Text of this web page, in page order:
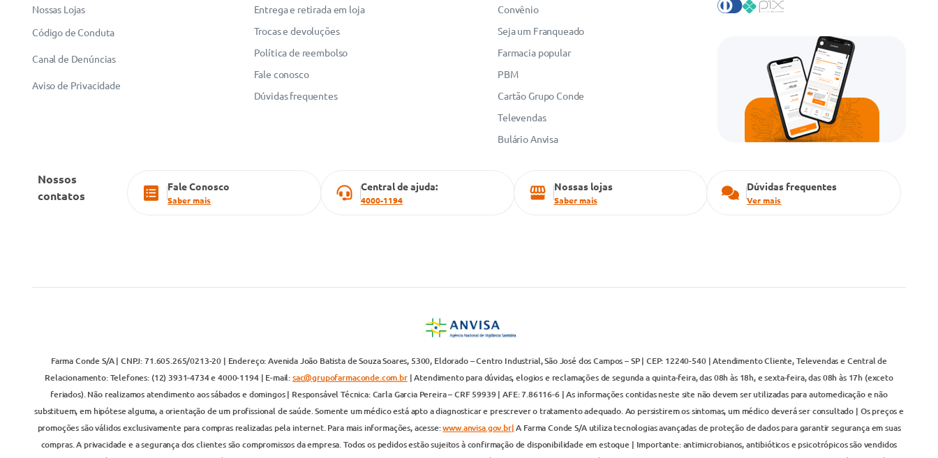
Nossas Lojas
Código de Conduta
Canal de Denúncias
Aviso de Privacidade
Entrega e retirada em loja
Trocas e devoluções
Política de reembolso
Fale conosco
Dúvidas frequentes
Convênio
Seja um Franqueado
Farmacia popular
PBM
Cartão Grupo Conde
Televendas
Bulário Anvisa
Nossos
contatos
Fale Conosco
Saber mais
Central de ajuda:
4000-1194
Nossas lojas
Saber mais
Dúvidas frequentes
Ver mais
Farma Conde S/A | CNPJ: 71.605.265/0213-20 | Endereço: Avenida João Batista de Souza Soares, 5300, Eldorado – Centro Industrial, São José dos Campos – SP | CEP: 12240-540 | Atendimento Cliente, Televendas e Central de
Relacionamento: Telefones: (12) 3931-4734 e 4000-1194 | E-mail:sac@grupofarmaconde.com.br| Atendimento para dúvidas, elogios e reclamações de segunda a quinta-feira, das 08h às 18h, e sexta-feira, das 08h às 17h (exceto
feriados). Não realizamos atendimento aos sábados e domingos | Responsável Técnica: Carla Garcia Pereira – CRF 59939 | AFE: 7.86116-6 | As informações contidas neste site não devem ser utilizadas para automedicação e não
substituem, em hipótese alguma, a orientação de um profissional de saúde. Somente um médico está apto a diagnosticar e prescrever o tratamento adequado. Ao persistirem os sintomas, um médico deverá ser consultado | Os preços e
promoções são válidos exclusivamente para compras realizadas pela internet. Para mais informações, acesse:www.anvisa.gov.br|A Farma Conde S/A utiliza tecnologias avançadas de proteção de dados para garantir segurança em suas
compras. A privacidade e a segurança dos clientes são compromissos da empresa. Todos os pedidos estão sujeitos à confirmação de disponibilidade em estoque | Importante: antimicrobianos, antibióticos e psicotrópicos são vendidos